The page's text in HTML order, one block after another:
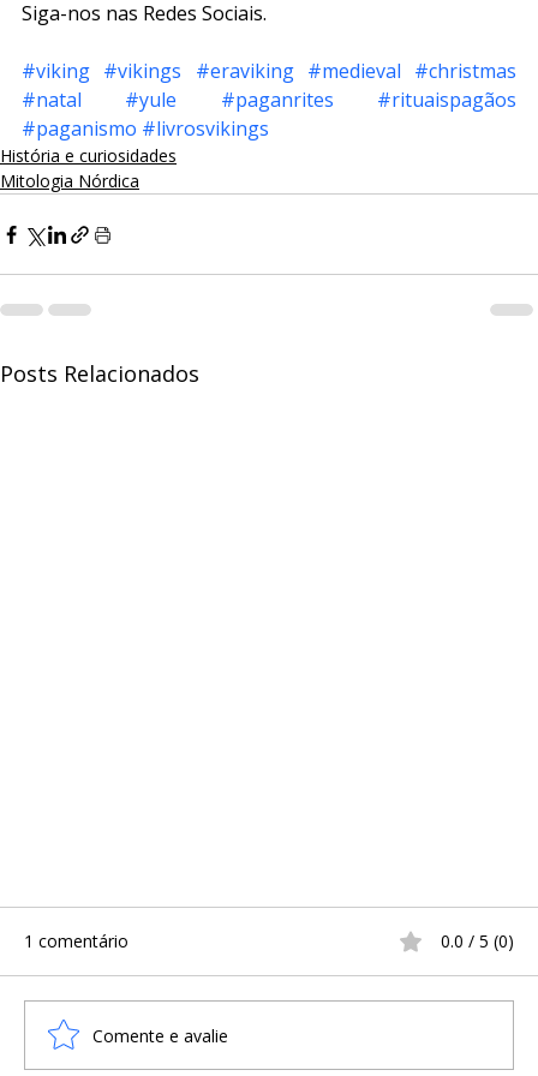
Siga-nos nas Redes Sociais.
#viking #vikings #eraviking #medieval #christmas
#natal
#yule #paganrites
#rituaispagãos
#paganismo #livrosvikings
História e curiosidades
Mitologia Nórdica
Posts Relacionados
1 comentário 0.0 / 5 (0)
Comente e avalie